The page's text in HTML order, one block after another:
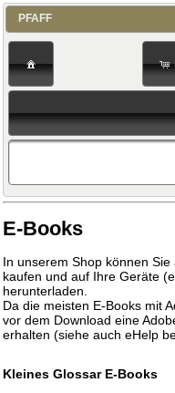
PFAFF
E-Books
In unserem Shop können
kaufen und auf Ihre Geräte
herunterladen.
Da die meisten E-Books mit
vor dem Download eine
erhalten (siehe auch eHelp
Kleines Glossar E-Books